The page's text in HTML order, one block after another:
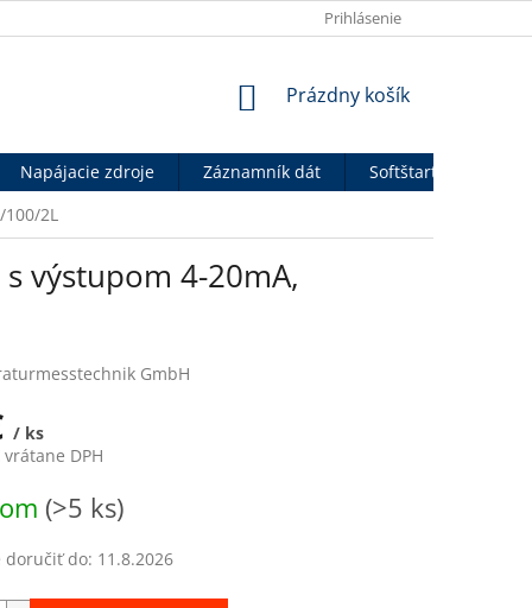
VÝHODY PRE B2B PARTNEROV
Prihlásenie
NÁKUPNÝ
Prázdny košík
Napájacie zdroje Záznamník dát Softštartéry
2L
výstupom 4-20mA,
GmbH
/ ks
vrátane DPH
(>5 ks)
doručiť do: 11.8.2026